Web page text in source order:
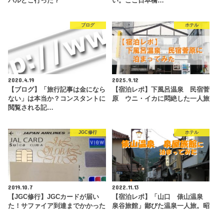
ブログ
2020.4.19
【ブログ】「旅行記事は金になら
ない」は本当か？コンスタントに
閲覧される記…
ホテル
2025.9.12
【宿泊レポ】下風呂温泉 民宿菅
原 ウニ・イカに悶絶した一人旅
JGC修行
2019.10.7
【JGC修行】JGCカードが届い
た！サファイア到達までかかった
ホテル
2022.11.13
【宿泊レポ】「山口 俵山温泉
泉谷旅館」鄙びた温泉一人旅。昭